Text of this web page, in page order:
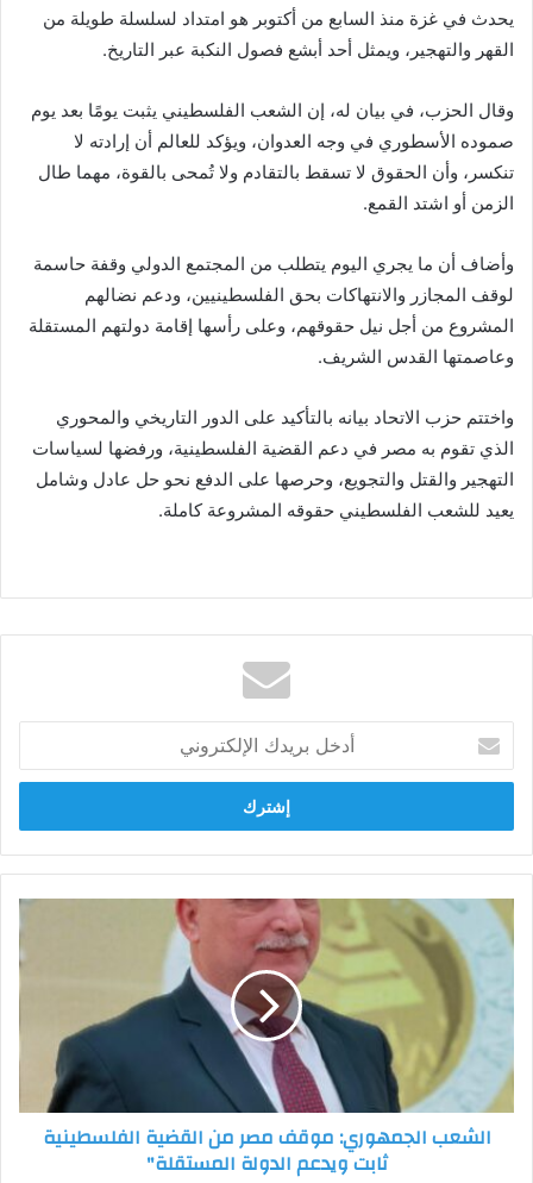
يحدث في غزة منذ السابع من أكتوبر هو امتداد لسلسلة طويلة من
القهر والتهجير، ويمثل أحد أبشع فصول النكبة عبر التاريخ.
وقال الحزب، في بيان له، إن الشعب الفلسطيني يثبت يومًا بعد يوم
صموده الأسطوري في وجه العدوان، ويؤكد للعالم أن إرادته لا
تنكسر، وأن الحقوق لا تسقط بالتقادم ولا تُمحى بالقوة، مهما طال
الزمن أو اشتد القمع.
وأضاف أن ما يجري اليوم يتطلب من المجتمع الدولي وقفة حاسمة
لوقف المجازر والانتهاكات بحق الفلسطينيين، ودعم نضالهم
المشروع من أجل نيل حقوقهم، وعلى رأسها إقامة دولتهم المستقلة
وعاصمتها القدس الشريف.
واختتم حزب الاتحاد بيانه بالتأكيد على الدور التاريخي والمحوري
الذي تقوم به مصر في دعم القضية الفلسطينية، ورفضها لسياسات
التهجير والقتل والتجويع، وحرصها على الدفع نحو حل عادل وشامل
يعيد للشعب الفلسطيني حقوقه المشروعة كاملة.
بريدك
الإلكتروني
الشعب
الجمهوري:
موقف
من
القضية
الفلسطينية
ثابت
ويدعم
الدولةالشعب الجمهوري: موقف مصر من القضية الفلسطينية
ثابت ويدعم الدولة المستقلة"